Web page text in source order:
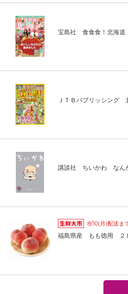
宝島社 食食食！北
ＪＴＢパブリッシング
講談社 ちいかわ なん
8/10(月)配送ま
福島県産 もも徳用 ２